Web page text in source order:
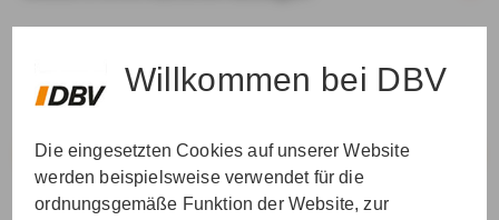
Willkommen bei DBV
Die eingesetzten Cookies auf unserer Website
werden beispielsweise verwendet für die
ordnungsgemäße Funktion der Website, zur
VER­STAN­DEN & WEI­TER